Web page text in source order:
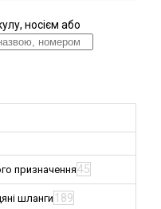
носієм або
призначення45
шланги 189